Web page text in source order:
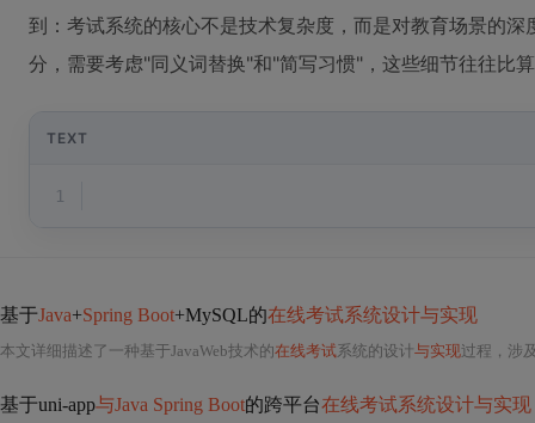
到：考试系统的核心不是技术复杂度，而是对教育场景的
分，需要考虑"同义词替换"和"简写习惯"，这些细节往往比
TEXT
1
基于Java+Spring Boot+MySQL的在线考试系统设计与实现
本文详细描述了一种基于JavaWeb技术的在线考试系统的设计与实现过程，涉及系统分析、管理员和用户功
基于uni-app与Java Spring Boot的跨平台在线考试系统设计与实现